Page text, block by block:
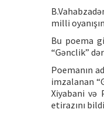
milli
Bu poema
“Gənclik”
Poemanın
imzalanan
Xiyabani və
etirazını